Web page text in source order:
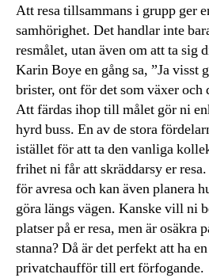
Att resa tillsammans i grupp ger
samhörighet. Det handlar inte
resmålet, utan även om att ta sig
Karin Boye en gång sa, ”Ja visst
brister, ont för det som växer och
Att färdas ihop till målet gör ni
hyrd buss. En av de stora
istället för att ta den vanliga
frihet ni får att skräddarsy er
för avresa och kan även planera
göra längs vägen. Kanske vill ni
platser på er resa, men är osäkra
stanna? Då är det perfekt att ha
privatchaufför till ert förfogande.